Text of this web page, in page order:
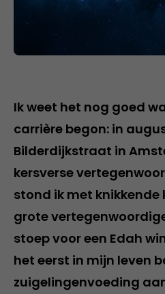
Ik weet het nog goed
carrière begon: in
Bilderdijkstraat in
kersverse
stond ik met knikkende
grote
stoep voor een Edah
het eerst in mijn leven
zuigelingenvoeding